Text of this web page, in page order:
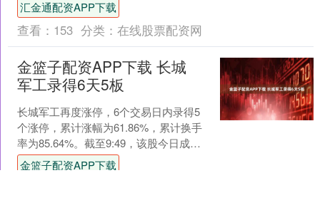
收....
汇金通配资APP下载
查看： 153 分类： 在线股票配资网
金篮子配资APP下载 长城
军工录得6天5板
长城军工再度涨停，6个交易日内录得5
个涨停，累计涨幅为61.86%，累计换手
率为85.64%。截至9:49，该股今日成交
量7932.62万股，成交金额17.08....
金篮子配资APP下载